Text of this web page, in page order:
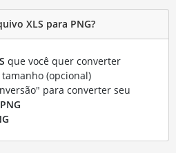
XLS para PNG?
que você quer converter
(opcional)
para converter seu